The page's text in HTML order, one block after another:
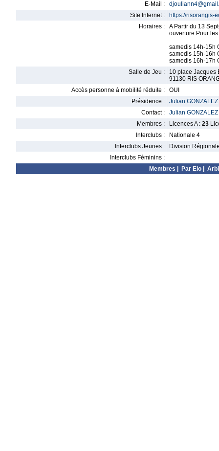
E-Mail :
Site Internet :
https://risorangis-
Horaires :
A Partir du 13
ouverture Pour
samedis 14h-15h
samedis 15h-16h
samedis 16h-17h
Salle de Jeu :
10 place Jacques
91130 RIS
Accès personne à mobilité réduite :
OUI
Présidence :
Julian GONZALEZ
Contact :
Julian GONZALEZ
Membres :
Licences A : 23
Interclubs :
Nationale 4
Interclubs Jeunes :
Division
Interclubs Féminins :
Membres
Par Elo